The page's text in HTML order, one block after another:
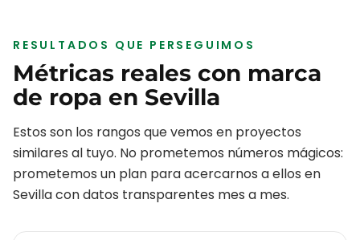
RESULTADOS QUE PERSEGUIMOS
Métricas reales con marca
de ropa en Sevilla
Estos son los rangos que vemos en proyectos
similares al tuyo. No prometemos números mágicos:
prometemos un plan para acercarnos a ellos en
Sevillacon datos transparentes mes a mes.